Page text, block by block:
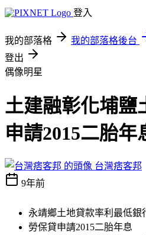
登入
我的部落格 我的部落格後台
登出
偶像明星
土建融彰化埔鹽
申請2015二胎年
台灣痞客邦
9年前
永靖鄉土地貸款率利最低銀
勞保貸申請2015二胎年息